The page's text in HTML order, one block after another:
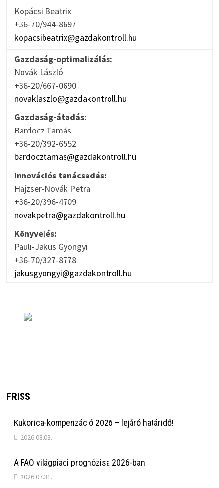
Kopácsi Beatrix
+36-70/944-8697
kopacsibeatrix@gazdakontroll.hu
Gazdaság-optimalizálás:
Novák László
+36-20/667-0690
novaklaszlo@gazdakontroll.hu
Gazdaság-átadás:
Bardocz Tamás
+36-20/392-6552
bardocztamas@gazdakontroll.hu
Innovációs tanácsadás:
Hajzser-Novák Petra
+36-20/396-4709
novakpetra@gazdakontroll.hu
Könyvelés:
Pauli-Jakus Gyöngyi
+36-70/327-8778
jakusgyongyi@gazdakontroll.hu
FRISS
Kukorica-kompenzáció 2026 – lejáró határidő!
2026.08.03.
A FAO világpiaci prognózisa 2026-ban
2026.07.31.